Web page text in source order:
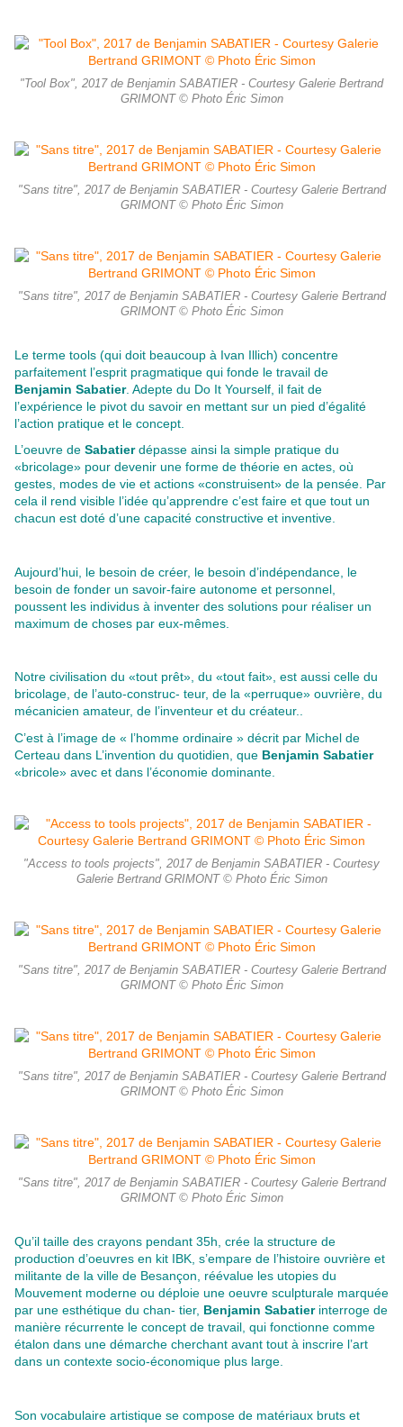
"Tool Box", 2017 de Benjamin SABATIER - Courtesy Galerie Bertrand
GRIMONT © Photo Éric Simon
"Sans titre", 2017 de Benjamin SABATIER - Courtesy Galerie Bertrand
GRIMONT © Photo Éric Simon
"Sans titre", 2017 de Benjamin SABATIER - Courtesy Galerie Bertrand
GRIMONT © Photo Éric Simon
Le terme tools (qui doit beaucoup à Ivan Illich) concentre
parfaitement l’esprit pragmatique qui fonde le travail de
Benjamin Sabatier. Adepte du Do It Yourself, il fait de
l’expérience le pivot du savoir en mettant sur un pied d’égalité
l’action pratique et le concept.
L’oeuvre de Sabatierdépasse ainsi la simple pratique du
«bricolage» pour devenir une forme de théorie en actes, où
gestes, modes de vie et actions «construisent» de la pensée. Par
cela il rend visible l’idée qu’apprendre c’est faire et que tout un
chacun est doté d’une capacité constructive et inventive.
Aujourd’hui, le besoin de créer, le besoin d’indépendance, le
besoin de fonder un savoir-faire autonome et personnel,
poussent les individus à inventer des solutions pour réaliser un
maximum de choses par eux-mêmes.
Notre civilisation du «tout prêt», du «tout fait», est aussi celle du
bricolage, de l’auto-construc- teur, de la «perruque» ouvrière, du
mécanicien amateur, de l’inventeur et du créateur..
C’est à l’image de « l’homme ordinaire » décrit par Michel de
Certeau dans L’invention du quotidien, que Benjamin Sabatier
«bricole» avec et dans l’économie dominante.
"Access to tools projects", 2017 de Benjamin SABATIER - Courtesy
Galerie Bertrand GRIMONT © Photo Éric Simon
"Sans titre", 2017 de Benjamin SABATIER - Courtesy Galerie Bertrand
GRIMONT © Photo Éric Simon
"Sans titre", 2017 de Benjamin SABATIER - Courtesy Galerie Bertrand
GRIMONT © Photo Éric Simon
"Sans titre", 2017 de Benjamin SABATIER - Courtesy Galerie Bertrand
GRIMONT © Photo Éric Simon
Qu’il taille des crayons pendant 35h, crée la structure de
production d’oeuvres en kit IBK, s’empare de l’histoire ouvrière et
militante de la ville de Besançon, réévalue les utopies du
Mouvement moderne ou déploie une oeuvre sculpturale marquée
par une esthétique du chan- tier, Benjamin Sabatierinterroge de
manière récurrente le concept de travail, qui fonctionne comme
étalon dans une démarche cherchant avant tout à inscrire l’art
dans un contexte socio-économique plus large.
Son vocabulaire artistique se compose de matériaux bruts et